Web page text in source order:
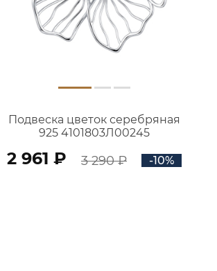
Подвеска цветок серебряная
925 4101803Л00245
2 961 ₽ 3 290 ₽ -10%